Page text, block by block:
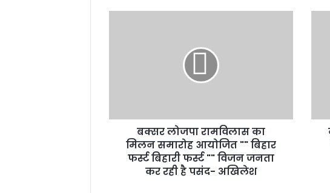
बिहार
बक्सर लोजपा रामविलास का
मिलन समारोह आयोजित "" बिहार
फर्स्ट बिहारी फर्स्ट "" विजन जनता
कर रही है पसंद- अखिलेश
के